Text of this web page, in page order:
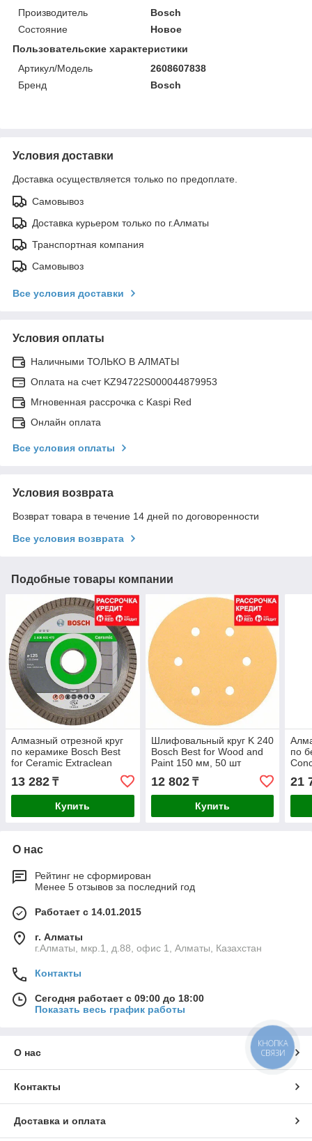
Производитель
Bosch
Состояние
Новое
Пользовательские характеристики
Артикул/Модель
2608607838
Бренд
Bosch
Условия доставки
Доставка осуществляется только по предоплате.
Самовывоз
Доставка курьером только по г.Алматы
Транспортная компания
Самовывоз
Все условия доставки
Условия оплаты
Наличными ТОЛЬКО В АЛМАТЫ
Оплата на счет KZ94722S000044879953
Мгновенная рассрочка с Kaspi Red
Онлайн оплата
Все условия оплаты
Условия возврата
Возврат товара в течение 14 дней по договоренности
Все условия возврата
Подобные товары компании
Алмазный отрезной круг
по керамике Bosch Best
for Ceramic Extraclean
Turbo 125x22.23x1.4x7 мм
13 282 ₸
Купить
Шлифовальный круг K 240
Bosch Best for Wood and
Paint 150 мм, 50 шт
12 802₸
Купить
по
21
О нас
Рейтинг не сформирован
Менее 5 отзывов за последний год
Работает с 14.01.2015
г. Алматы
г.Алматы, мкр.1, д.88, офис 1, Алматы, Казахстан
Контакты
Сегодня работает с 09:00 до 18:00
Показать весь график работы
О нас
Контакты
Доставка и оплата
КНОПКА
СВЯЗИ